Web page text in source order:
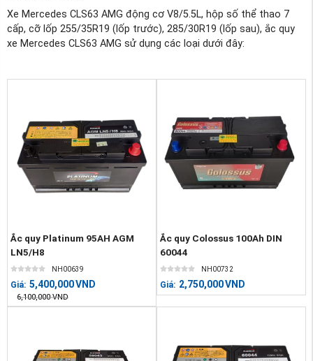
Xe Mercedes CLS63 AMG động cơ V8/5.5L, hộp số thể thao 7
cấp, cỡ lốp 255/35R19 (lốp trước), 285/30R19 (lốp sau), ắc quy
xe Mercedes CLS63 AMG sử dụng các loại dưới đây:
Ắc quy Platinum 95AH AGM
LN5/H8
NH00639
Giá: 5,400,000VND
6,100,000 VND
Ắc quy Colossus 100Ah DIN
60044
NH00732
Giá: 2,750,000VND